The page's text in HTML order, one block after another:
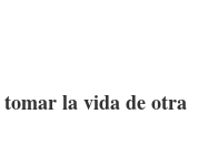
tomar la vida de otra